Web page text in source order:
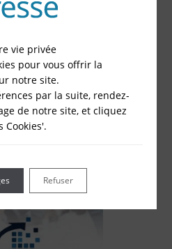
le prix
:
vie privée
pour vous offrir la
notre site.
par la suite, rendez-
de notre site, et cliquez
Cookies'.
Refuser